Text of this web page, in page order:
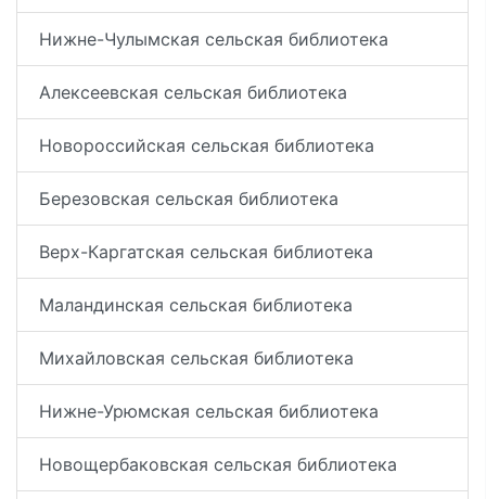
Нижне-Чулымская сельская библиотека
Алексеевская сельская библиотека
Новороссийская сельская библиотека
Березовская сельская библиотека
Верх-Каргатская сельская библиотека
Маландинская сельская библиотека
Михайловская сельская библиотека
Нижне-Урюмская сельская библиотека
Новощербаковская сельская библиотека